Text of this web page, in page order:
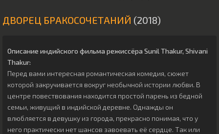
ДВОРЕЦ БРАКОСОЧЕТАНИЙ (2018)
Описание индийского фильма режиссёра Sunil Thakur, Shivani
Thakur:
Перед вами интересная романтическая комедия, сюжет
которой закручивается вокруг необычной истории любви. В
центре повествования находится простой парень из бедной
семьи, живущий в индийской деревне. Однажды он
влюбляется в девушку из города, прекрасно понимая, что у
него практически нет шансов завоевать её сердце. Так или